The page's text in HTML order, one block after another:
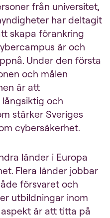
från universitet,
har deltagit
skapa förankring
är och
Under den första
och målen
är att
och
stärker Sveriges
cybersäkerhet.
länder i Europa
Flera länder jobbar
försvaret och
utbildningar inom
är att titta på